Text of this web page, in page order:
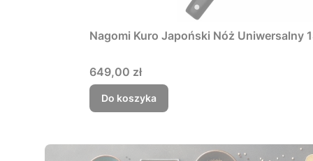
Nagomi Kuro Japoński Nóż Uniwersalny
Cena
649,00 zł
Do koszyka